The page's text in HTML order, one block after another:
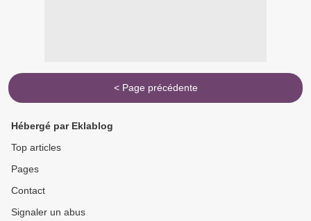
< Page précédente
Hébergé par Eklablog
Top articles
Pages
Contact
Signaler un abus